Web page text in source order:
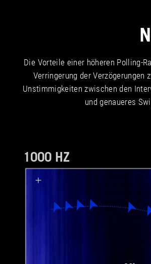
Die Vorteile einer höheren Polling-
Verringerung der Verzögerungen
Unstimmigkeiten zwischen den
und genaueres
1000 HZ